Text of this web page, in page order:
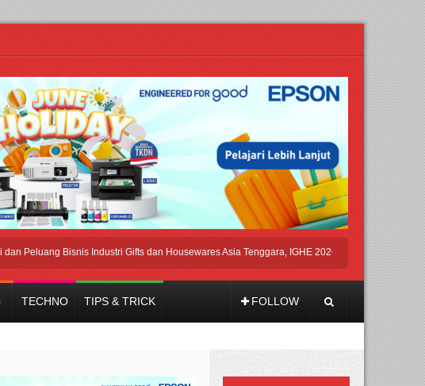
Bisnis Industri Gifts dan Housewares Asia Tenggara, IGHE 2026 Kembali Digelar di Jakarta
TECHNO TIPS & TRICK FOLLOW